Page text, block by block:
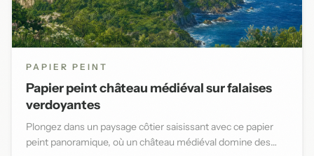
PAPIER PEINT
Papier peint château médiéval sur falaises
verdoyantes
Plongez dans un paysage côtier saisissant avec ce papier
peint panoramique, où un château médiéval domine des